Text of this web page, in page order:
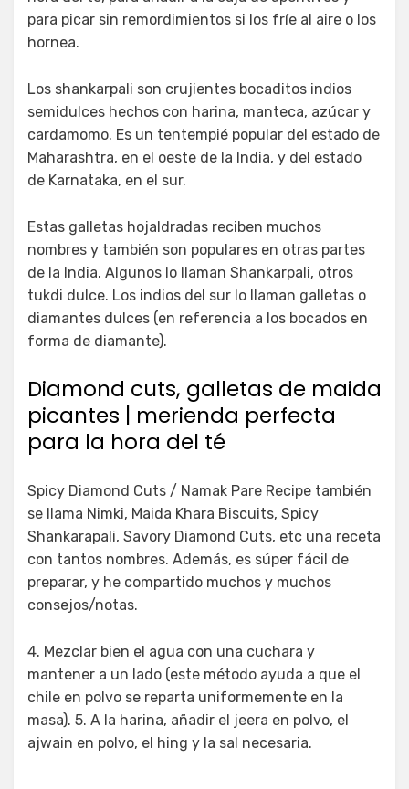
para picar sin remordimientos si los fríe al aire o los
hornea.
Los shankarpali son crujientes bocaditos indios
semidulces hechos con harina, manteca, azúcar y
cardamomo. Es un tentempié popular del estado de
Maharashtra, en el oeste de la India, y del estado
de Karnataka, en el sur.
Estas galletas hojaldradas reciben muchos
nombres y también son populares en otras partes
de la India. Algunos lo llaman Shankarpali, otros
tukdi dulce. Los indios del sur lo llaman galletas o
diamantes dulces (en referencia a los bocados en
forma de diamante).
Diamond cuts, galletas de maida
picantes | merienda perfecta
para la hora del té
Spicy Diamond Cuts / Namak Pare Recipe también
se llama Nimki, Maida Khara Biscuits, Spicy
Shankarapali, Savory Diamond Cuts, etc una receta
con tantos nombres. Además, es súper fácil de
preparar, y he compartido muchos y muchos
consejos/notas.
4. Mezclar bien el agua con una cuchara y
mantener a un lado (este método ayuda a que el
chile en polvo se reparta uniformemente en la
masa). 5. A la harina, añadir el jeera en polvo, el
ajwain en polvo, el hing y la sal necesaria.